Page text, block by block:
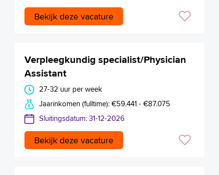
Bekijk deze vacature
Verpleegkundig specialist/Physician
Assistant
27-32 uur per week
Jaarinkomen (fulltime): €59.441 - €87.075
Sluitingsdatum: 31-12-2026
Bekijk deze vacature